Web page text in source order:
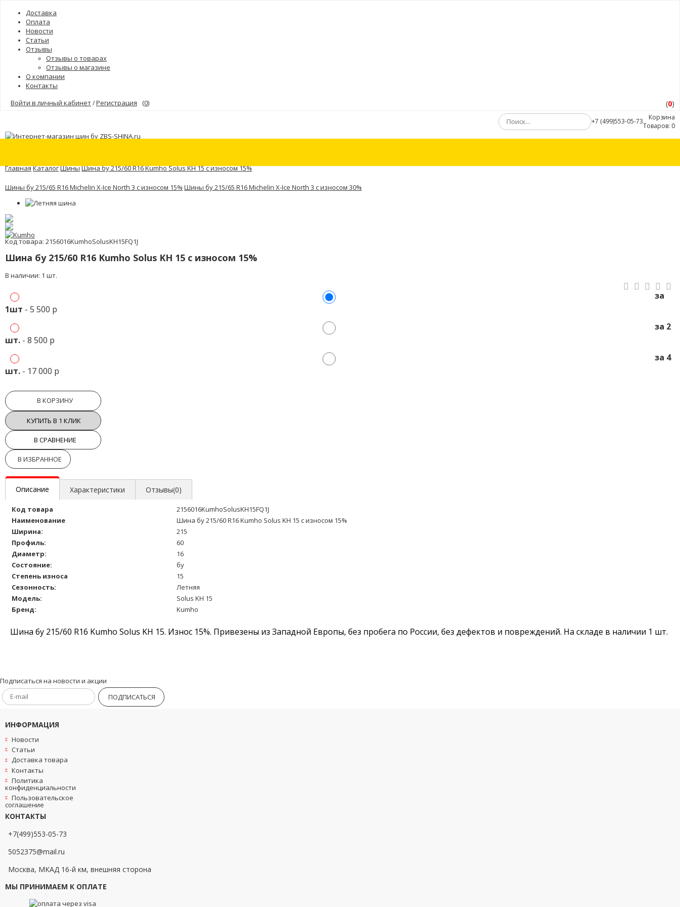
Доставка
Оплата
Новости
Статьи
Отзывы
Отзывы о товарах
Отзывы о магазине
О компании
Контакты
Войти в личный кабинет/Регистрация (0) (0)
+7 (499)553-05-73
Корзина
Товаров: 0
ГлавнаяКаталогШиныШина бу 215/60 R16 Kumho Solus KH 15 с износом 15%
Шины бу 215/65 R16 Michelin X-Ice North 3 с износом 15% Шины бу 215/65 R16 Michelin X-Ice North 3 с износом 30%
Код товара: 2156016KumhoSolusKH15FQ1J
Шина бу 215/60 R16 Kumho Solus KH 15 с износом 15%
В наличии: 1 шт.
за
1шт - 5 500 р
за 2
шт. - 8 500 р
за 4
шт. - 17 000 р
В КОРЗИНУ
КУПИТЬ В 1 КЛИК
В СРАВНЕНИЕ
В ИЗБРАННОЕ
Описание Характеристики Отзывы(0)
Код товара
2156016KumhoSolusKH15FQ1J
Наименование
Шина бу 215/60 R16 Kumho Solus KH 15 с износом 15%
Ширина:
215
Профиль:
60
Диаметр:
16
Состояние:
бу
Степень износа
15
Сезонность:
Летняя
Модель:
Solus KH 15
Бренд:
Kumho
Шина бу 215/60 R16 Kumho Solus KH 15. Износ 15%. Привезены из Западной Европы, без пробега по России, без дефектов и повреждений. На складе в наличии 1 шт.
Подписаться на новости и акции
ПОДПИСАТЬСЯ
ИНФОРМАЦИЯ
Новости
Статьи
Доставка товара
Контакты
Политика
конфиденциальности
Пользовательское
соглашение
КОНТАКТЫ
+7(499)553-05-73
5052375@mail.ru
Москва, МКАД 16-й км, внешняя сторона
МЫ ПРИНИМАЕМ К ОПЛАТЕ